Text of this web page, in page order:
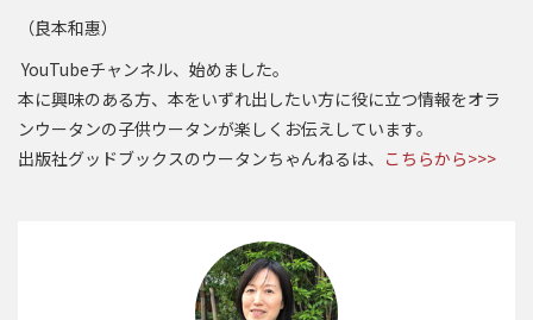
（良本和惠）
YouTubeチャンネル、始めました。
本に興味のある方、本をいずれ出したい方に役に立つ情報をオラ
ンウータンの子供ウータンが楽しくお伝えしています。
出版社グッドブックスのウータンちゃんねるは、 こちらから>>>